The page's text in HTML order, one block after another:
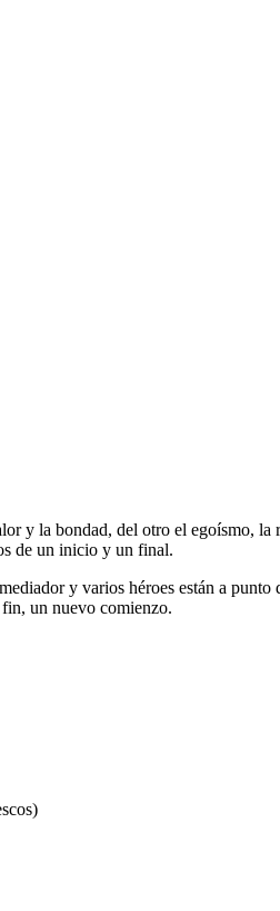
la bondad, del otro el egoísmo, la
de un inicio y un final.
y varios héroes están a
un nuevo comienzo.